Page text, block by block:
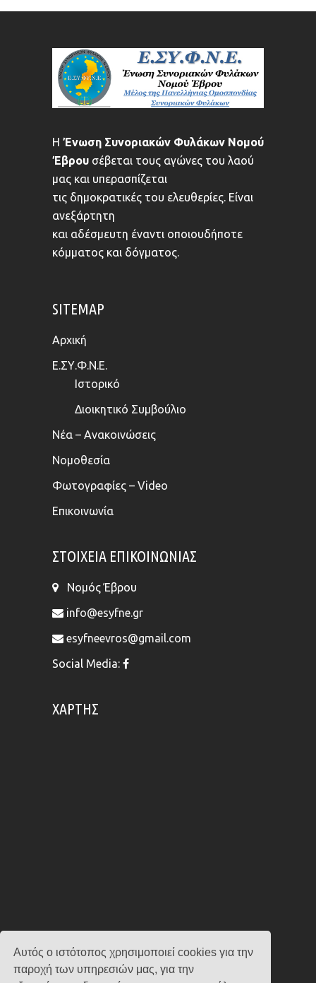
Αυτός ο ιστότοπος χρησιμοποιεί cookies για την
παροχή των υπηρεσιών μας, για την
Η Ένωση Συνοριακών Φυλάκων Νομού
Έβρου σέβεται τους αγώνες του λαού
μας και υπερασπίζεται
τις δημοκρατικές του ελευθερίες. Είναι
ανεξάρτητη
και αδέσμευτη έναντι οποιουδήποτε
κόμματος και δόγματος.
SITEMAP
Αρχική
Ε.ΣΥ.Φ.Ν.Ε.
Ιστορικό
Διοικητικό Συμβούλιο
Νέα – Ανακοινώσεις
Νομοθεσία
Φωτογραφίες – Video
Επικοινωνία
ΣΤΟΙΧΕΊΑ ΕΠΙΚΟΙΝΩΝΊΑΣ
Νομός Έβρου
info@esyfne.gr
esyfneevros@gmail.com
Social Media:
ΧΆΡΤΗΣ